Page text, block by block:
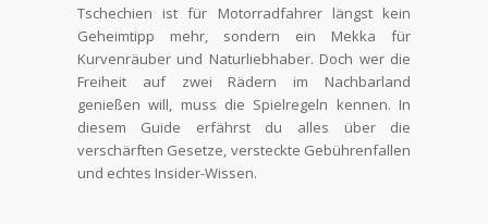
Tschechien ist für Motorradfahrer längst kein
Geheimtipp mehr, sondern ein Mekka für
Kurvenräuber und Naturliebhaber. Doch wer die
Freiheit auf zwei Rädern im Nachbarland
genießen will, muss die Spielregeln kennen. In
diesem Guide erfährst du alles über die
verschärften Gesetze, versteckte Gebührenfallen
und echtes Insider-Wissen.